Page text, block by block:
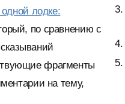
лодке:
по сравнению с
фрагменты
на тему,